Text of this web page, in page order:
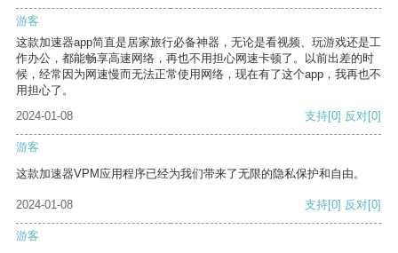
游客
这款加速器app简直是居家旅行必备神器，无论是看视频、玩游戏还是工
作办公，都能畅享高速网络，再也不用担心网速卡顿了。以前出差的时
候，经常因为网速慢而无法正常使用网络，现在有了这个app，我再也不
用担心了。
2024-01-08
支持[0] 反对[0]
游客
这款加速器VPM应用程序已经为我们带来了无限的隐私保护和自由。
2024-01-08 支持[0] 反对[0]
游客